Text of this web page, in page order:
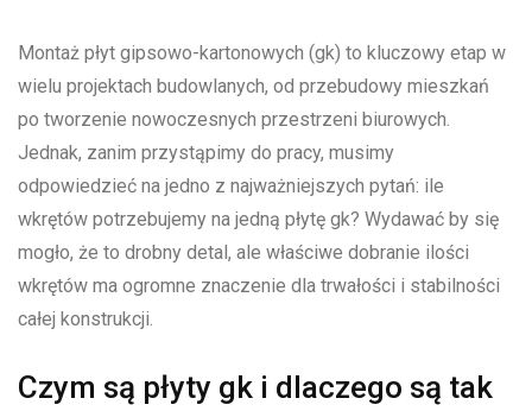
Montaż płyt gipsowo-kartonowych (gk) to kluczowy etap w
wielu projektach budowlanych, od przebudowy mieszkań
po tworzenie nowoczesnych przestrzeni biurowych.
Jednak, zanim przystąpimy do pracy, musimy
odpowiedzieć na jedno z najważniejszych pytań: ile
wkrętów potrzebujemy na jedną płytę gk? Wydawać by się
mogło, że to drobny detal, ale właściwe dobranie ilości
wkrętów ma ogromne znaczenie dla trwałości i stabilności
całej konstrukcji.
Czym są płyty gk i dlaczego są tak